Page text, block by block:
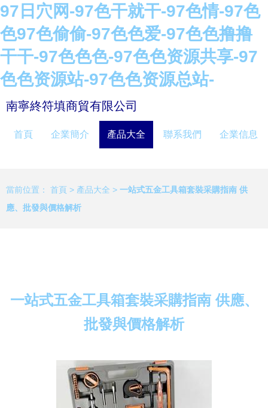
97日穴网-97色干就干-97色情-97色
色97色偷偷-97色色爱-97色色撸撸
干干-97色色色-97色色资源共享-97
色色资源站-97色色资源总站-
南寧終符填商貿有限公司
首頁 企業簡介 產品大全 聯系我們 企業信息
當前位置： 首頁 > 產品大全 > 一站式五金工具箱套裝采購指南 供
應、批發與價格解析
一站式五金工具箱套裝采購指南 供應、
批發與價格解析